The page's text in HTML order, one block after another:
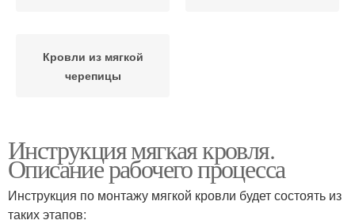
Кровли из мягкой
черепицы
Инструкция мягкая кровля.
Описание рабочего процесса
Инструкция по монтажу мягкой кровли будет состоять из
таких этапов: